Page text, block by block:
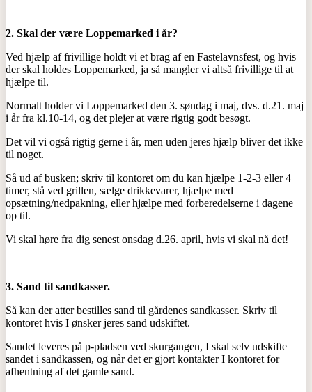
2. Skal der være Loppemarked i år?
Ved hjælp af frivillige holdt vi et brag af en Fastelavnsfest, og hvis
der skal holdes Loppemarked, ja så mangler vi altså frivillige til at
hjælpe til.
Normalt holder vi Loppemarked den 3. søndag i maj, dvs. d.21. maj
i år fra kl.10-14, og det plejer at være rigtig godt besøgt.
Det vil vi også rigtig gerne i år, men uden jeres hjælp bliver det ikke
til noget.
Så ud af busken; skriv til kontoret om du kan hjælpe 1-2-3 eller 4
timer, stå ved grillen, sælge drikkevarer, hjælpe med
opsætning/nedpakning, eller hjælpe med forberedelserne i dagene
op til.
Vi skal høre fra dig senest onsdag d.26. april, hvis vi skal nå det!
3. Sand til sandkasser.
Så kan der atter bestilles sand til gårdenes sandkasser. Skriv til
kontoret hvis I ønsker jeres sand udskiftet.
Sandet leveres på p-pladsen ved skurgangen, I skal selv udskifte
sandet i sandkassen, og når det er gjort kontakter I kontoret for
afhentning af det gamle sand.